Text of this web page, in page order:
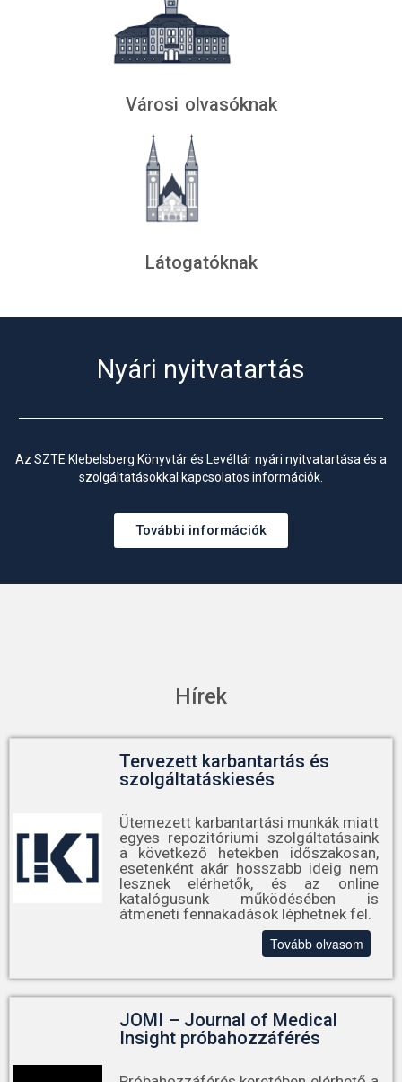
Városi olvasóknak
Látogatóknak
Nyári nyitvatartás
Az SZTE Klebelsberg Könyvtár és Levéltár nyári nyitvatartása és a
szolgáltatásokkal kapcsolatos információk.
További információk
Hírek
Tervezett karbantartás és
szolgáltatáskiesés
Ütemezett karbantartási munkák miatt
egyes repozitóriumi szolgáltatásaink
a következő hetekben időszakosan,
esetenként akár hosszabb ideig nem
lesznek elérhetők, és az online
katalógusunk működésében is
átmeneti fennakadások léphetnek fel.
Tovább olvasom
JOMI – Journal of Medical
Insight próbahozzáférés